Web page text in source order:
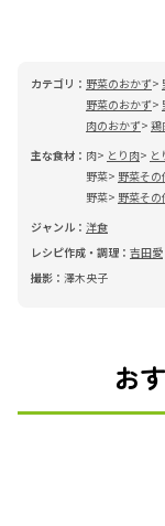
カテゴリ： 野菜のおかず
野菜のおかず
肉のおかず 鶏
主な食材： 肉 とり肉
と
野菜
野菜その
野菜
野菜その
ジャンル： 洋食
レシピ作成・調理： 吉田愛
撮影： 澤木央子
お